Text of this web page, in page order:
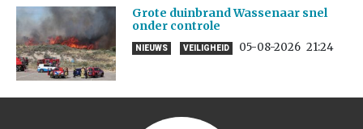
Grote duinbrand Wassenaar snel
onder controle
NIEUWS VEILIGHEID 05-08-2026 21:24